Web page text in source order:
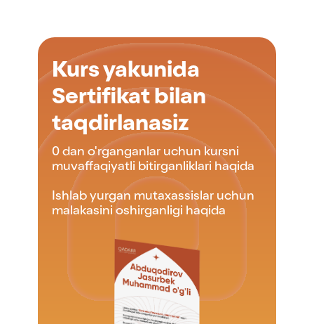
Kurs yakunida
Sertifikat bilan
taqdirlanasiz
0 dan o'rganganlar uchun kursni
muvaffaqiyatli bitirganliklari haqida
Ishlab yurgan mutaxassislar uchun
malakasini oshirganligi haqida